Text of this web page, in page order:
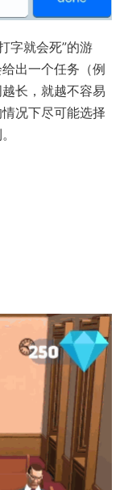
字就会死”的游
出一个任务（例
长，就越不容易
况下尽可能选择